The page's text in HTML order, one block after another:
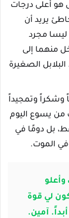
هو أعلى درجات
يريد أن
ليسا مجرد
منهما إلى
الصغيرة
وشكراً وتمجيداً
يسوع اليوم
بل دومًا في
الموت.
وأعلو
لي قوة
آمين.